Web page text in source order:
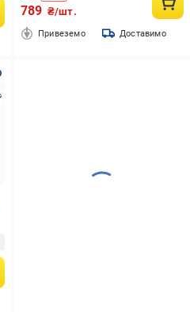
789 ₴/шт.
Привеземо Доставимо